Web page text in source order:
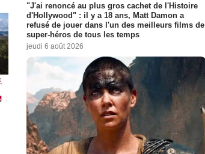
"J'ai renoncé au plus gros cachet de l'Histoire
d'Hollywood" : il y a 18 ans, Matt Damon a
refusé de jouer dans l'un des meilleurs films de
super-héros de tous les temps
jeudi 6 août 2026